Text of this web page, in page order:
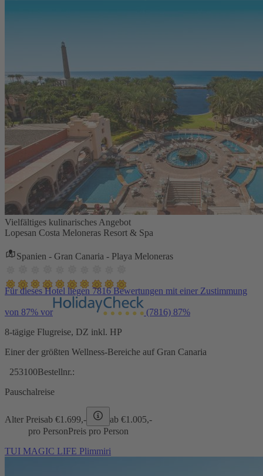
Vielfältiges kulinarisches Angebot
Lopesan Costa Meloneras Resort & Spa
Spanien - Gran Canaria - Playa Meloneras
Für dieses Hotel liegen 7816 Bewertungen mit einer Zustimmung
von 87% vor (7816) 87%
8-tägige Flugreise, DZ inkl. HP
Einer der größten Wellness-Bereiche auf Gran Canaria
253100Bestellnr.:
Pauschalreise
Alter Preisab €1.699,- ab €1.005,-
pro PersonPreis pro Person
TUI MAGIC LIFE Plimmiri